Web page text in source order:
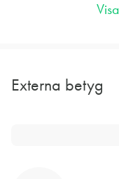
Externa betyg